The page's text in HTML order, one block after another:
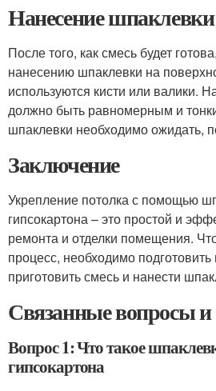
Нанесение шпаклевки
После того, как смесь будет
нанесению шпаклевки на
используются кисти или валики.
должно быть равномерным и
шпаклевки необходимо ожидать,
Заключение
Укрепление потолка с помощью
гипсокартона – это простой и
ремонта и отделки помещения.
процесс, необходимо
приготовить смесь и нанести
Связанные вопросы
Вопрос 1: Что такое
гипсокартона